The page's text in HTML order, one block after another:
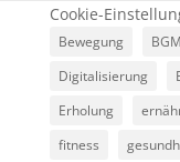
Cookie-
Bewegung BGM
Digitalisierung
Erholung
fitness